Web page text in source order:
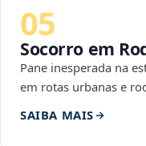
05
Socorro em
Pane inesperada na
em rotas urbanas e
SAIBA MAIS